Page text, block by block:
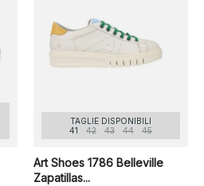
TAGLIE DISPONIBILI
41
42 43 44 45
Art Shoes 1786 Belleville
Zapatillas...